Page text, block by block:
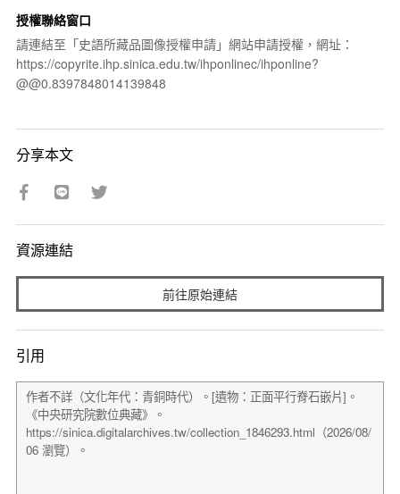
授權聯絡窗口
請連結至「史語所藏品圖像授權申請」網站申請授權，網址：
https://copyrite.ihp.sinica.edu.tw/ihponlinec/ihponline?
@@0.8397848014139848
分享本文
資源連結
前往原始連結
引用